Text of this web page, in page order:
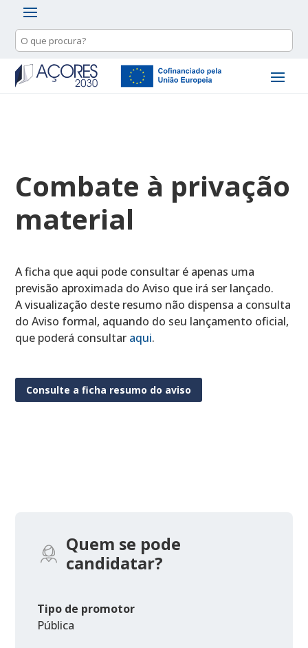
Combate à privação
material
A ficha que aqui pode consultar é apenas uma
previsão aproximada do Aviso que irá ser lançado.
A visualização deste resumo não dispensa a consulta
do Aviso formal, aquando do seu lançamento oficial,
que poderá consultar aqui.
Consulte a ficha resumo do aviso
Quem se pode
candidatar?
Tipo de promotor
Pública